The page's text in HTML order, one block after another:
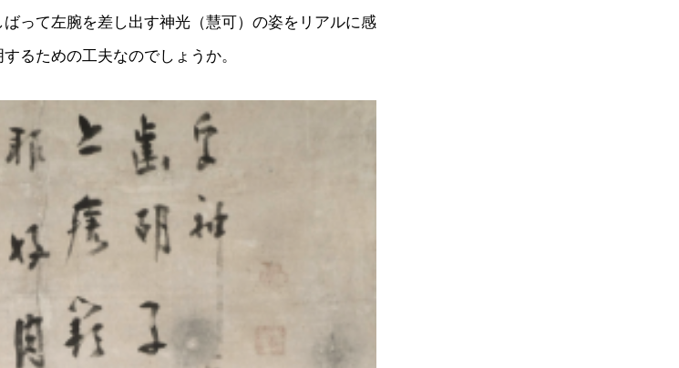
って左腕を差し出す神光（慧可）の姿をリアルに感
るための工夫なのでしょうか。